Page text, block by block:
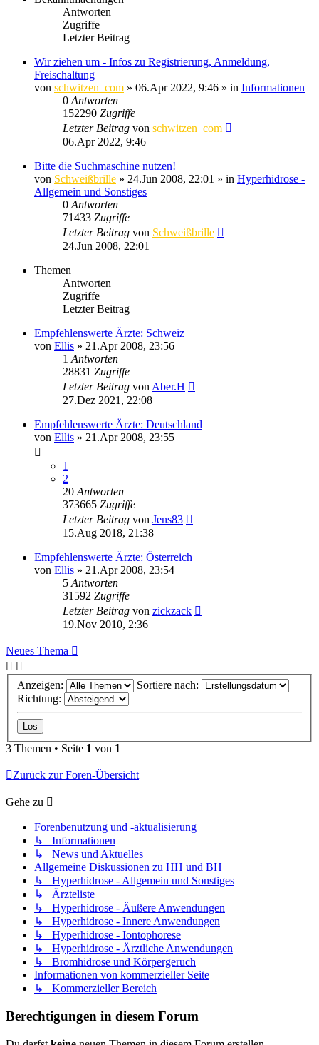
Antworten
Zugriffe
Letzter Beitrag
Wir ziehen um - Infos zu Registrierung, Anmeldung,
Freischaltung
von schwitzen_com » 06.Apr 2022, 9:46 » in Informationen
0 Antworten
152290 Zugriffe
Letzter Beitrag von schwitzen_com
06.Apr 2022, 9:46
Bitte die Suchmaschine nutzen!
von Schweißbrille » 24.Jun 2008, 22:01 » in Hyperhidrose -
Allgemein und Sonstiges
0 Antworten
71433 Zugriffe
Letzter Beitrag von Schweißbrille
24.Jun 2008, 22:01
Themen
Antworten
Zugriffe
Letzter Beitrag
Empfehlenswerte Ärzte: Schweiz
von Ellis » 21.Apr 2008, 23:56
1 Antworten
28831 Zugriffe
Letzter Beitrag von Aber.H
27.Dez 2021, 22:08
Empfehlenswerte Ärzte: Deutschland
von Ellis » 21.Apr 2008, 23:55
1
2
20 Antworten
373665 Zugriffe
Letzter Beitrag von Jens83
15.Aug 2018, 21:38
Empfehlenswerte Ärzte: Österreich
von Ellis » 21.Apr 2008, 23:54
5 Antworten
31592 Zugriffe
Letzter Beitrag von zickzack
19.Nov 2010, 2:36
Neues Thema
Anzeigen:
Sortiere nach:
Richtung:
3 Themen • Seite 1 von 1
Zurück zur Foren-Übersicht
Gehe zu
Forenbenutzung und -aktualisierung
↳ Informationen
↳ News und Aktuelles
Allgemeine Diskussionen zu HH und BH
↳ Hyperhidrose - Allgemein und Sonstiges
↳ Ärzteliste
↳ Hyperhidrose - Äußere Anwendungen
↳ Hyperhidrose - Innere Anwendungen
↳ Hyperhidrose - Iontophorese
↳ Hyperhidrose - Ärztliche Anwendungen
↳ Bromhidrose und Körpergeruch
Informationen von kommerzieller Seite
↳ Kommerzieller Bereich
Berechtigungen in diesem Forum